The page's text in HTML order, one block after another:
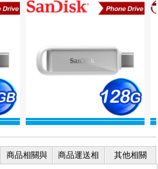
商品相關與
商品運送相
其他相關